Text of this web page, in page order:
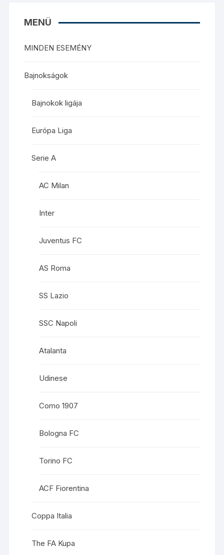
MENÜ
MINDEN ESEMÉNY
Bajnokságok
Bajnokok ligája
Európa Liga
Serie A
AC Milan
Inter
Juventus FC
AS Roma
SS Lazio
SSC Napoli
Atalanta
Udinese
Como 1907
Bologna FC
Torino FC
ACF Fiorentina
Coppa Italia
The FA Kupa